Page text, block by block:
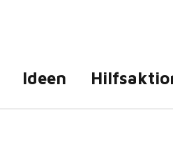
Ideen